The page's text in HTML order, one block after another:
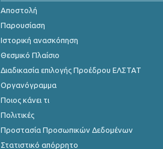
Νοεμβρίου 2024
Οκτωβρίου 2024
Σεπτεμβρίου 2024
Ιουλίου 2024
Ιουνίου 2024
Μαΐου 2024
Αποστολή
Παρουσίαση
Ιστορική ανασκόπηση
Θεσμικό Πλαίσιο
Διαδικασία επιλογής Προέδρου ΕΛΣΤΑΤ
Οργανόγραμμα
Ποιος κάνει τι
Πολιτικές
Προστασία Προσωπικών Δεδομένων
Στατιστικό απόρρητο